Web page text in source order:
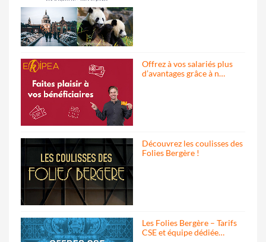
Offrez à vos salariés plus
d’avantages grâce à n…
Découvrez les coulisses des
Folies Bergère !
Les Folies Bergère – Tarifs
CSE et équipe dédiée…